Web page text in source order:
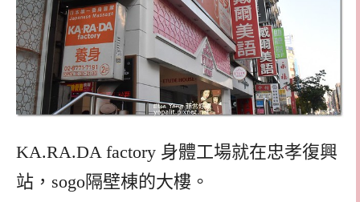
KA.RA.DA factory 身體工場就在忠孝復興
站，sogo隔壁棟的大樓。